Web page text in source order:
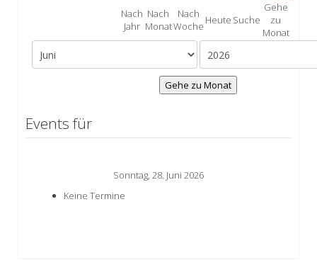
Nach
Jahr
Nach
Monat
Nach
Woche Heute Suche
Gehe
zu
Monat
Gehe zu Monat
Events für
Sonntag, 28. Juni 2026
Keine Termine